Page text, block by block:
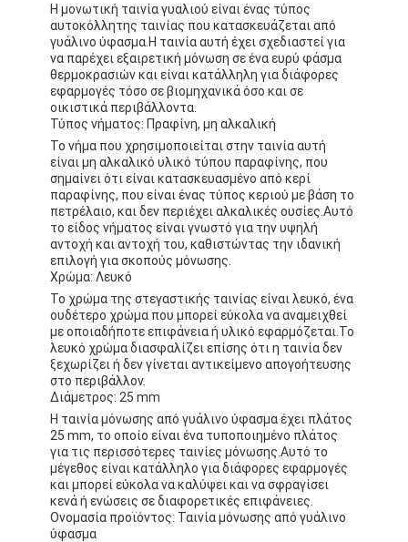
Η μονωτική ταινία γυαλιού είναι ένας τύπος
αυτοκόλλητης ταινίας που κατασκευάζεται από
γυάλινο ύφασμα.Η ταινία αυτή έχει σχεδιαστεί για
να παρέχει εξαιρετική μόνωση σε ένα ευρύ φάσμα
θερμοκρασιών και είναι κατάλληλη για διάφορες
εφαρμογές τόσο σε βιομηχανικά όσο και σε
οικιστικά περιβάλλοντα.
Τύπος νήματος: Πραφίνη, μη αλκαλική
Το νήμα που χρησιμοποιείται στην ταινία αυτή
είναι μη αλκαλικό υλικό τύπου παραφίνης, που
σημαίνει ότι είναι κατασκευασμένο από κερί
παραφίνης, που είναι ένας τύπος κεριού με βάση το
πετρέλαιο, και δεν περιέχει αλκαλικές ουσίες.Αυτό
το είδος νήματος είναι γνωστό για την υψηλή
αντοχή και αντοχή του, καθιστώντας την ιδανική
επιλογή για σκοπούς μόνωσης.
Χρώμα: Λευκό
Το χρώμα της στεγαστικής ταινίας είναι λευκό, ένα
ουδέτερο χρώμα που μπορεί εύκολα να αναμειχθεί
με οποιαδήποτε επιφάνεια ή υλικό εφαρμόζεται.Το
λευκό χρώμα διασφαλίζει επίσης ότι η ταινία δεν
ξεχωρίζει ή δεν γίνεται αντικείμενο απογοήτευσης
στο περιβάλλον.
Διάμετρος: 25 mm
Η ταινία μόνωσης από γυάλινο ύφασμα έχει πλάτος
25 mm, το οποίο είναι ένα τυποποιημένο πλάτος
για τις περισσότερες ταινίες μόνωσης.Αυτό το
μέγεθος είναι κατάλληλο για διάφορες εφαρμογές
και μπορεί εύκολα να καλύψει και να σφραγίσει
κενά ή ενώσεις σε διαφορετικές επιφάνειες.
Ονομασία προϊόντος: Ταινία μόνωσης από γυάλινο
ύφασμα